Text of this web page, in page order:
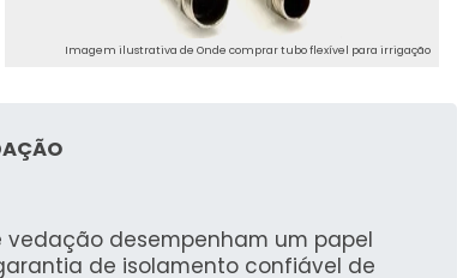
Imagem ilustrativa de Onde comprar tubo flexível para irrigação
vedação desempenham um papel
de isolamento confiável de